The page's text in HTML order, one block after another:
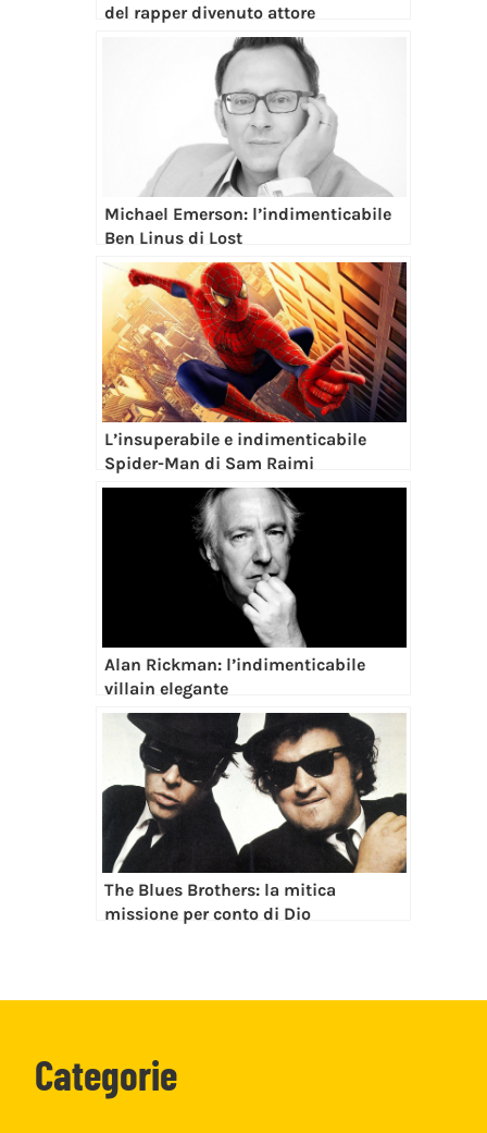
del rapper divenuto attore
Michael Emerson: l’indimenticabile
Ben Linus di Lost
L’insuperabile e indimenticabile
Spider-Man di Sam Raimi
Alan Rickman: l’indimenticabile
villain elegante
The Blues Brothers: la mitica
missione per conto di Dio
Categorie